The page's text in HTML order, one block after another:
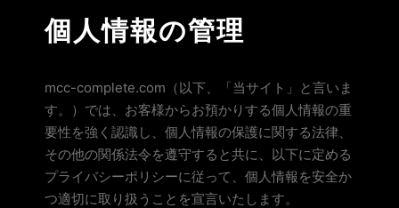
個人情報の管理
mcc-complete.com（以下、「当サイト」と言いま
す。）では、お客様からお預かりする個人情報の重
要性を強く認識し、個人情報の保護に関する法律、
その他の関係法令を遵守すると共に、以下に定める
プライバシーポリシーに従って、個人情報を安全か
つ適切に取り扱うことを宣言いたします。